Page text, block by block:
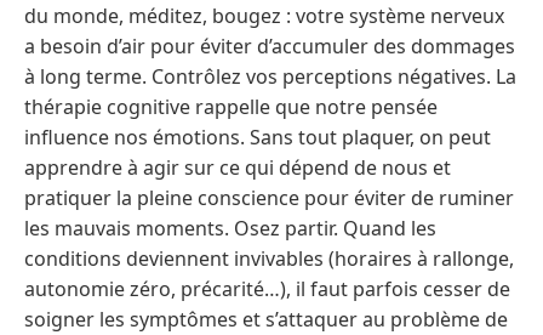
du monde, méditez, bougez : votre système nerveux
a besoin d’air pour éviter d’accumuler des dommages
à long terme. Contrôlez vos perceptions négatives. La
thérapie cognitive rappelle que notre pensée
influence nos émotions. Sans tout plaquer, on peut
apprendre à agir sur ce qui dépend de nous et
pratiquer la pleine conscience pour éviter de ruminer
les mauvais moments. Osez partir. Quand les
conditions deviennent invivables (horaires à rallonge,
autonomie zéro, précarité…), il faut parfois cesser de
soigner les symptômes et s’attaquer au problème de